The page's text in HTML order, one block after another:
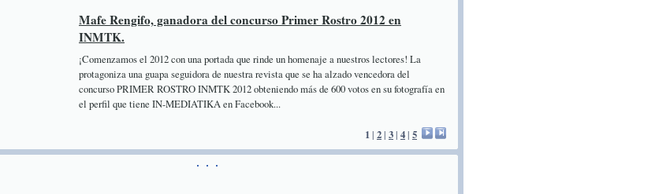
Mafe Rengifo, ganadora del concurso Primer Rostro 2012 en
INMTK.
¡Comenzamos el 2012 con una portada que rinde un homenaje a nuestros lectores! La
protagoniza una guapa seguidora de nuestra revista que se ha alzado vencedora del
concurso PRIMER ROSTRO INMTK 2012 obteniendo más de 600 votos en su fotografía en
el perfil que tiene IN-MEDIATIKA en Facebook...
1| 2| 3| 4| 5